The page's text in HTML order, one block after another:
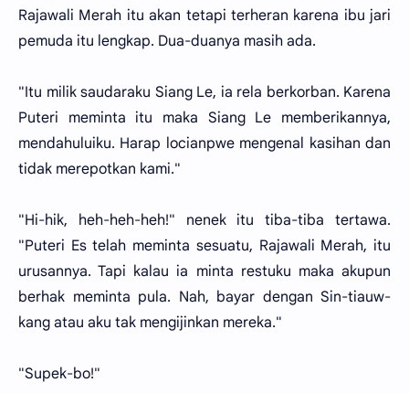
Rajawali Merah itu akan tetapi terheran karena ibu jari
pemuda itu lengkap. Dua-duanya masih ada.
"Itu milik saudaraku Siang Le, ia rela berkorban. Karena
Puteri meminta itu maka Siang Le memberikannya,
mendahuluiku. Harap locianpwe mengenal kasihan dan
tidak merepotkan kami."
"Hi-hik, heh-heh-heh!" nenek itu tiba-tiba tertawa.
"Puteri Es telah meminta sesuatu, Rajawali Merah, itu
urusannya. Tapi kalau ia minta restuku maka akupun
berhak meminta pula. Nah, bayar dengan Sin-tiauw-
kang atau aku tak mengijinkan mereka."
"Supek-bo!"